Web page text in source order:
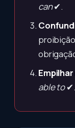
can✔.
able to✔.